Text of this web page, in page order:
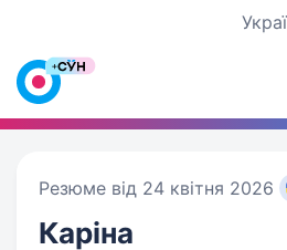
Резюме від 24 квітня 2026
Каріна